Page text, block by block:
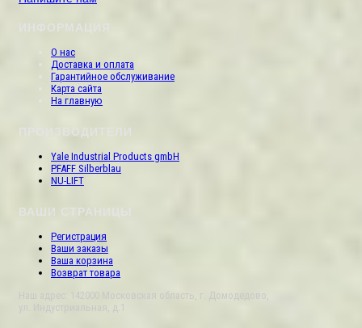
ИНФОРМАЦИЯ
О нас
Доставка и оплата
Гарантийное обслуживание
Карта сайта
На главную
ПРОИЗВОДИТЕЛИ
Yale Industrial Products gmbH
PFAFF Silberblau
NU-LIFT
ВАШИ СТРАНИЦЫ
Регистрация
Ваши заказы
Ваша корзина
Возврат товара
Наш адрес: 142000 Московская область, г. Домодедово,